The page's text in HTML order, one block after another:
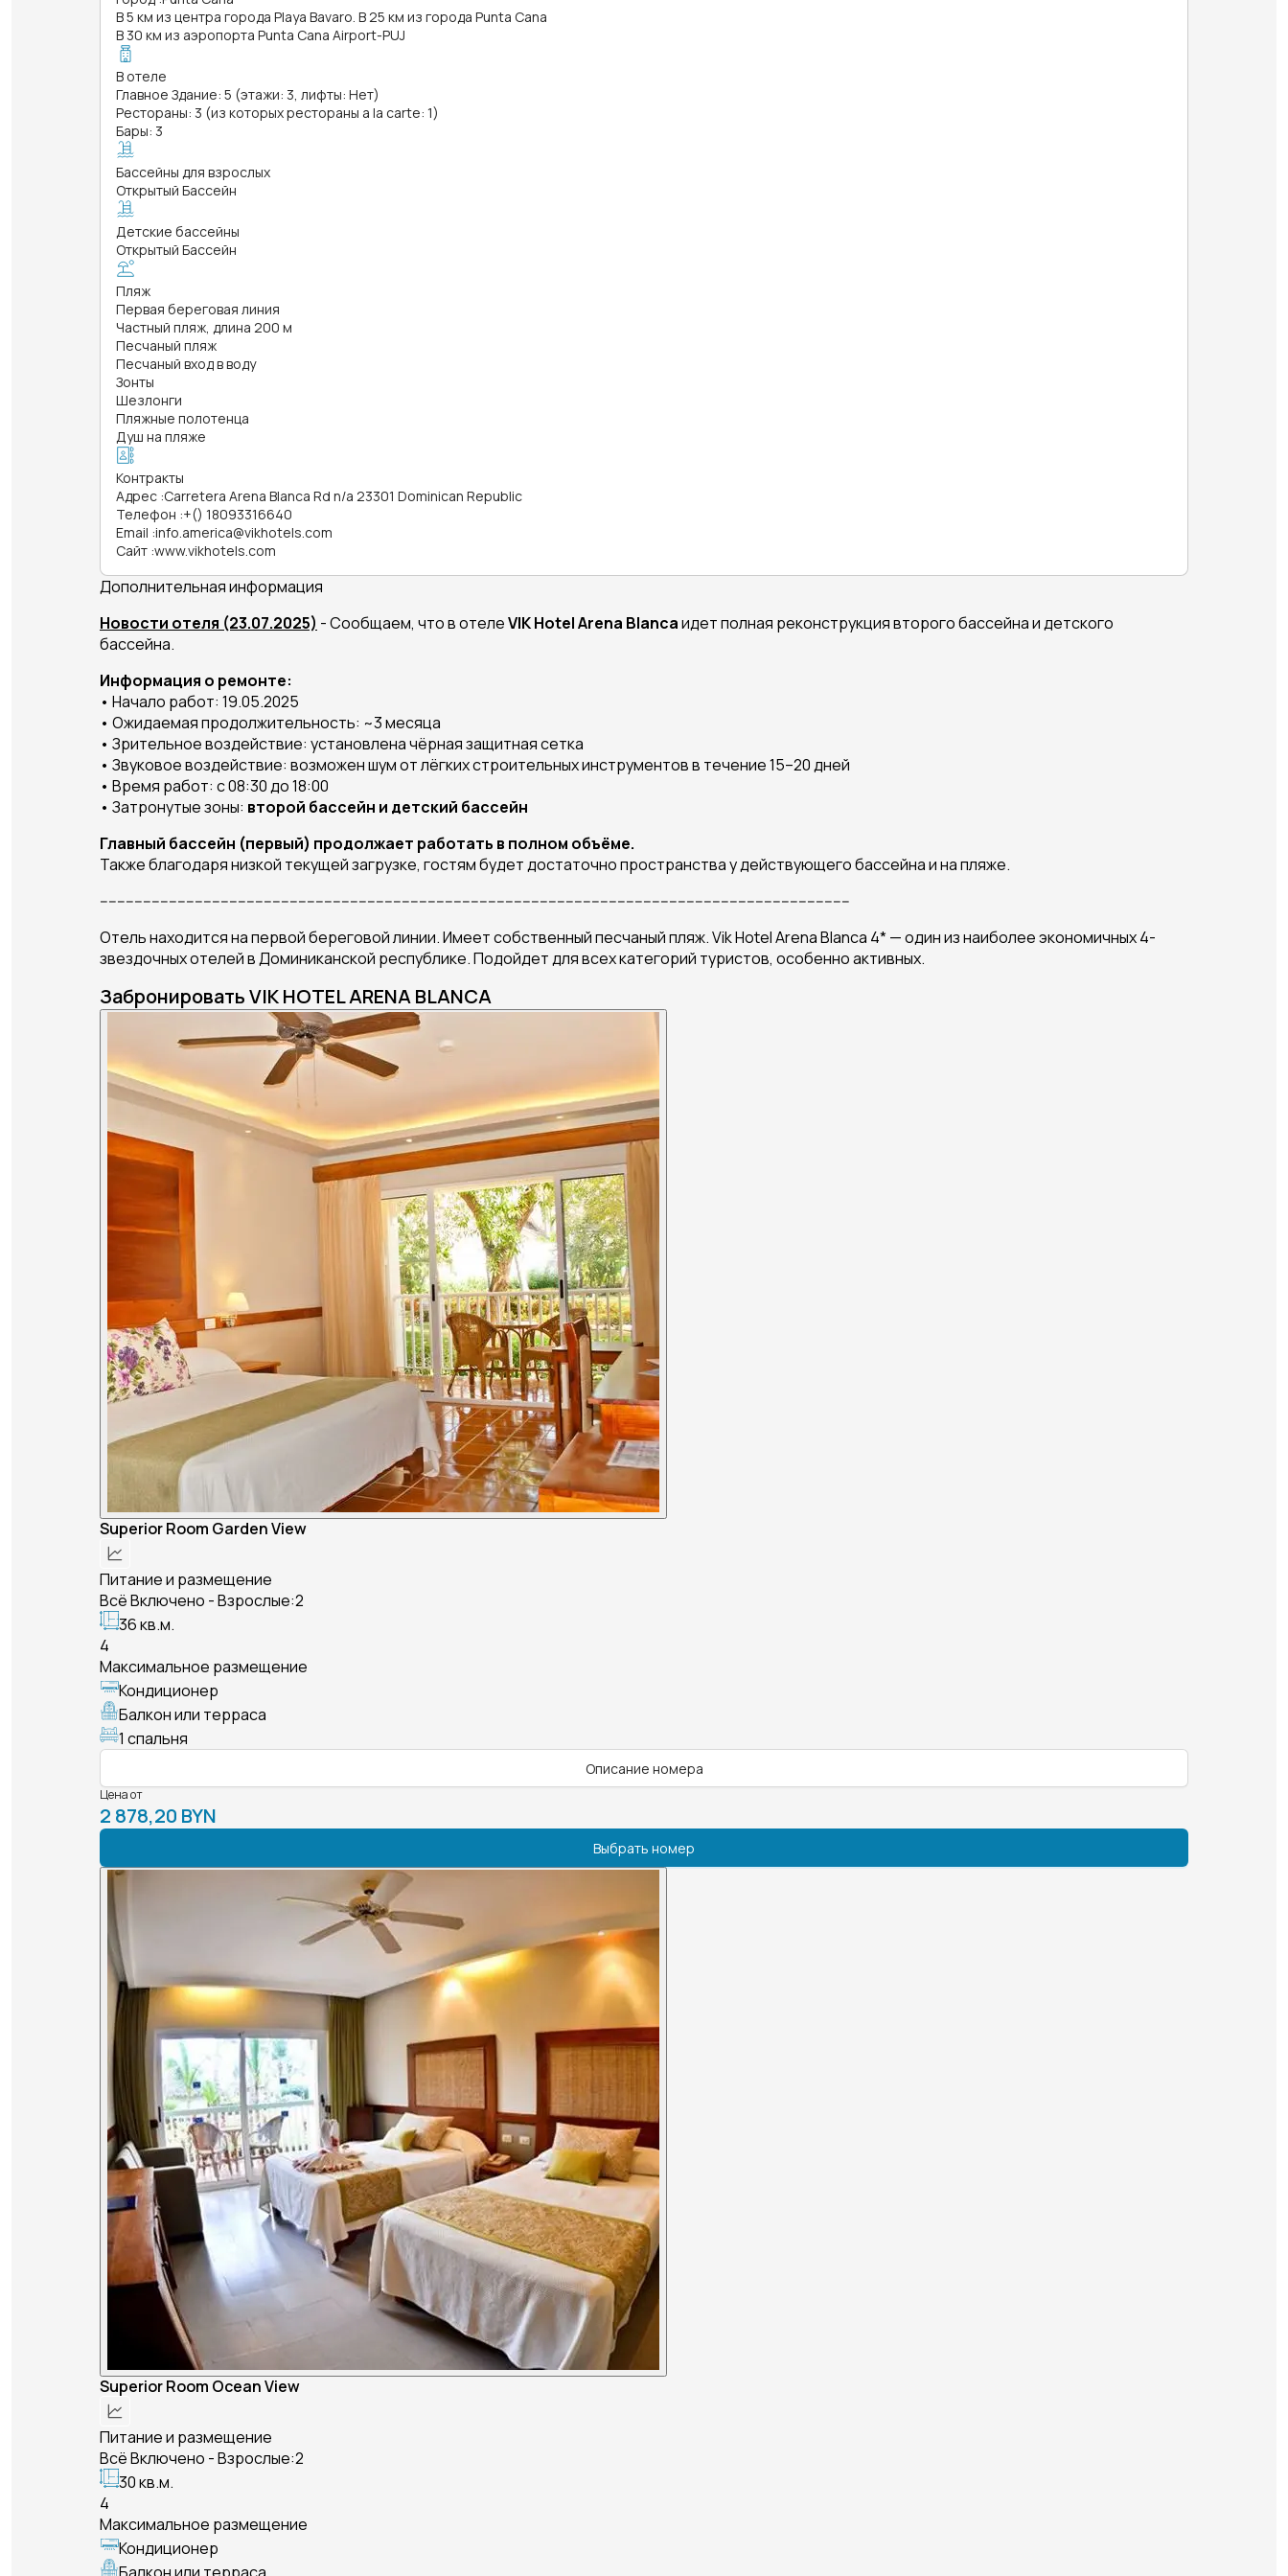
В 5 км из центра города Playa Bavaro. В 25 км из города Punta Cana
В 30 км из аэропорта Punta Cana Airport-PUJ
В отеле
Главное Здание: 5 (этажи: 3, лифты: Нет)
Рестораны: 3 (из которых рестораны a la carte: 1)
Бары: 3
Бассейны для взрослых
Открытый Бассейн
Детские бассейны
Открытый Бассейн
Пляж
Первая береговая линия
Частный пляж, длина 200 м
Песчаный пляж
Песчаный вход в воду
Зонты
Шезлонги
Пляжные полотенца
Душ на пляже
Контракты
Адрес :Carretera Arena Blanca Rd n/a 23301 Dominican Republic
Телефон :+() 18093316640
Email :info.america@vikhotels.com
Сайт :www.vikhotels.com
Дополнительная информация
Новости отеля (23.07.2025) - Сообщаем, что в отелеVIK Hotel Arena Blancaидет полная реконструкция второго бассейна и детского
бассейна.
Информация о ремонте:
• Начало работ: 19.05.2025
• Ожидаемая продолжительность: ~3 месяца
• Зрительное воздействие: установлена чёрная защитная сетка
• Звуковое воздействие: возможен шум от лёгких строительных инструментов в течение 15–20 дней
• Время работ: с 08:30 до 18:00
• Затронутые зоны: второй бассейн и детский бассейн
Главный бассейн (первый) продолжает работать в полном объёме.
Также благодаря низкой текущей загрузке, гостям будет достаточно пространства у действующего бассейна и на пляже.
------------------------------------------------------------------------------------------------------------------------------------------------------------------------------
Отель находится на первой береговой линии. Имеет собственный песчаный пляж. Vik Hotel Arena Blanca 4* — один из наиболее экономичных 4-
звездочных отелей в Доминиканской республике. Подойдет для всех категорий туристов, особенно активных.
Забронировать VIK HOTEL ARENA BLANCA
Superior Room Garden View
Питание и размещение
Всё Включено - Взрослые:2
36 кв.м.
4
Максимальное размещение
Кондиционер
Балкон или терраса
1 спальня
Описание номера
Цена от
2 878,20 BYN
Выбрать номер
Superior Room Ocean View
Питание и размещение
Всё Включено - Взрослые:2
30 кв.м.
4
Максимальное размещение
Кондиционер